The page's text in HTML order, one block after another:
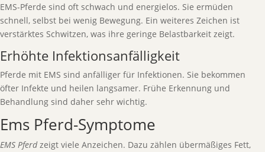
EMS-Pferde sind oft schwach und energielos. Sie ermüden
schnell, selbst bei wenig Bewegung. Ein weiteres Zeichen ist
verstärktes Schwitzen, was ihre geringe Belastbarkeit zeigt.
Erhöhte Infektionsanfälligkeit
Pferde mit EMS sind anfälliger für Infektionen. Sie bekommen
öfter Infekte und heilen langsamer. Frühe Erkennung und
Behandlung sind daher sehr wichtig.
Ems Pferd-Symptome
EMS Pferdzeigt viele Anzeichen. Dazu zählen übermäßiges Fett,